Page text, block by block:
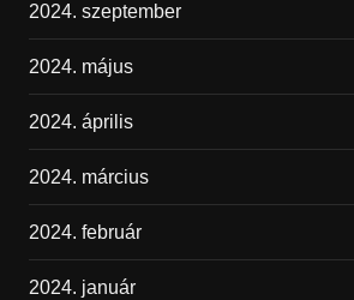
2024. szeptember
2024. május
2024. április
2024. március
2024. február
2024. január